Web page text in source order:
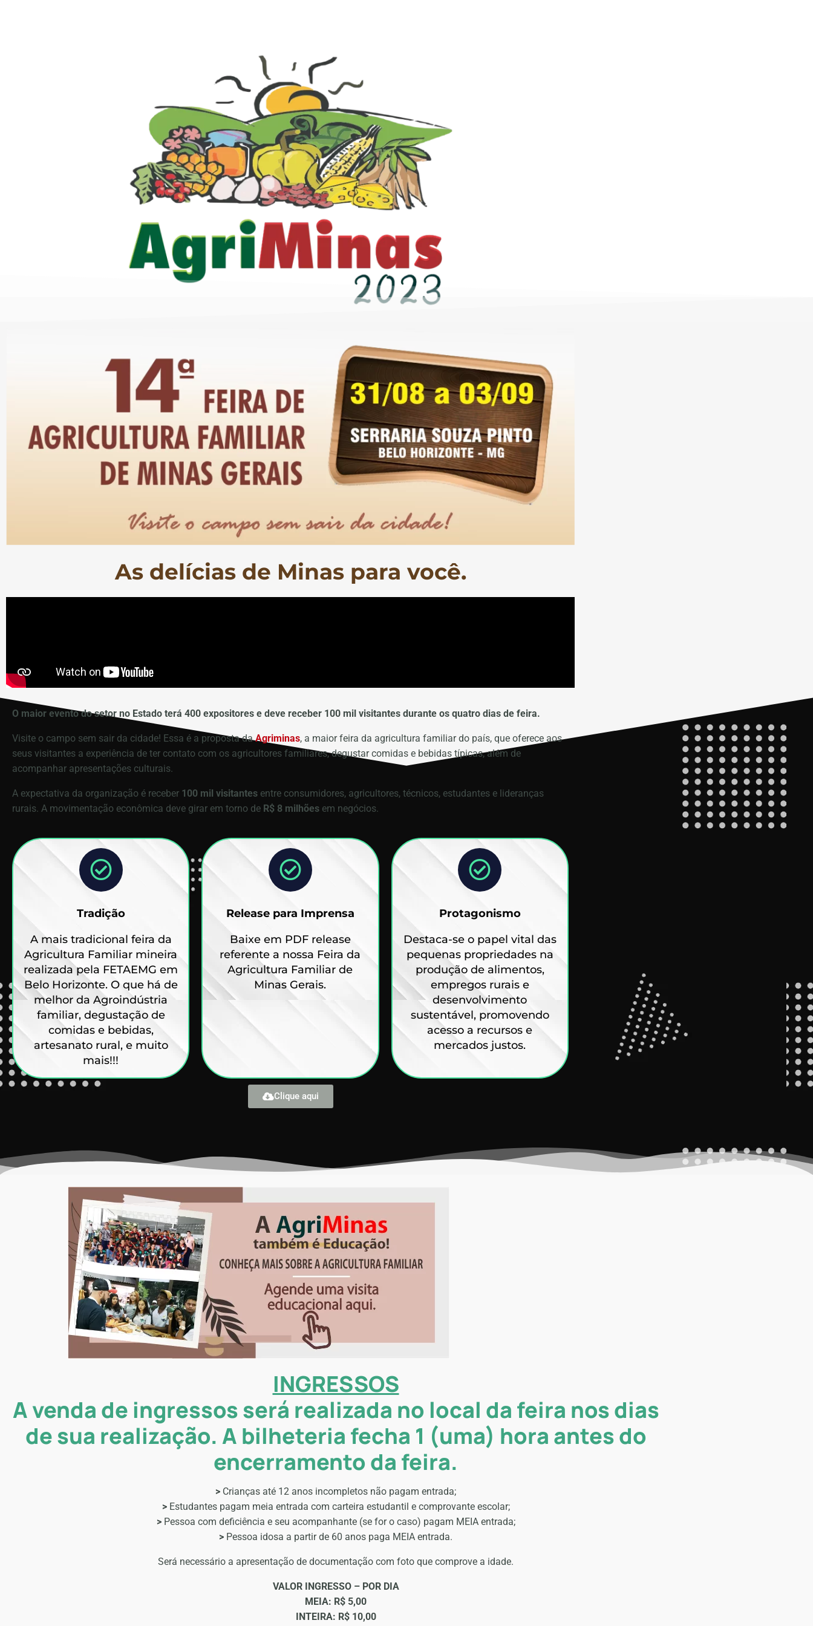
As delícias de Minas para você.
O maior evento do setor no Estado terá 400 expositores e deve receber 100 mil visitantes durante os quatro dias de feira.
Visite o campo sem sair da cidade! Essa é a proposta daAgriminas, a maior feira da agricultura familiar do país, que oferece aos
seus visitantes a experiência de ter contato com os agricultores familiares, degustar comidas e bebidas típicas, além de
acompanhar apresentações culturais.
A expectativa da organização é receber 100 mil visitantes entre consumidores, agricultores, técnicos, estudantes e lideranças
rurais. A movimentação econômica deve girar em torno de R$ 8 milhões em negócios.
Tradição
A mais tradicional feira da
Agricultura Familiar mineira
realizada pela FETAEMG em
Belo Horizonte. O que há de
melhor da Agroindústria
familiar, degustação de
comidas e bebidas,
artesanato rural, e muito
mais!!!
Release para Imprensa
Baixe em PDF release
referente a nossa Feira da
Agricultura Familiar de
Minas Gerais.
Protagonismo
Destaca-se o papel vital das
pequenas propriedades na
produção de alimentos,
empregos rurais e
desenvolvimento
sustentável, promovendo
acesso a recursos e
mercados justos.
Clique aqui
INGRESSOS
A venda de ingressos será realizada no local da feira nos dias
de sua realização. A bilheteria fecha 1 (uma) hora antes do
encerramento da feira.
> Crianças até 12 anos incompletos não pagam entrada;
>Estudantes pagam meia entrada com carteira estudantil e comprovante escolar;
>Pessoa com deficiência e seu acompanhante (se for o caso) pagam MEIA entrada;
> Pessoa idosa a partir de 60 anos paga MEIA entrada.
Será necessário a apresentação de documentação com foto que comprove a idade.
VALOR INGRESSO – POR DIA
MEIA: R$ 5,00
INTEIRA: R$ 10,00